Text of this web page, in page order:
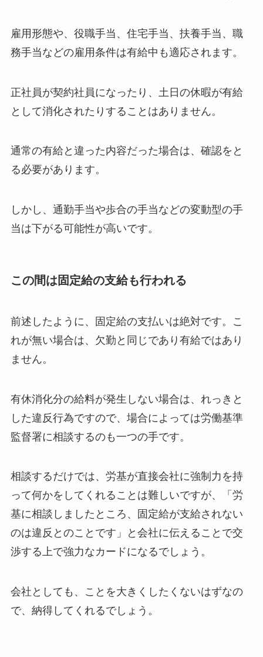
雇用形態や、役職手当、住宅手当、扶養手当、職
務手当などの雇用条件は有給中も適応されます。
正社員が契約社員になったり、土日の休暇が有給
として消化されたりすることはありません。
通常の有給と違った内容だった場合は、確認をと
る必要があります。
しかし、通勤手当や歩合の手当などの変動型の手
当は下がる可能性が高いです。
この間は固定給の支給も行われる
前述したように、固定給の支払いは絶対です。こ
れが無い場合は、欠勤と同じであり有給ではあり
ません。
有休消化分の給料が発生しない場合は、れっきと
した違反行為ですので、場合によっては労働基準
監督署に相談するのも一つの手です。
相談するだけでは、労基が直接会社に強制力を持
って何かをしてくれることは難しいですが、「労
基に相談しましたところ、固定給が支給されない
のは違反とのことです」と会社に伝えることで交
渉する上で強力なカードになるでしょう。
会社としても、ことを大きくしたくないはずなの
で、納得してくれるでしょう。